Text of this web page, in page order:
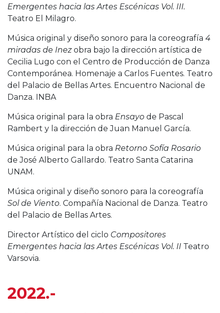
Emergentes hacia las Artes Escénicas Vol. III.
Teatro El Milagro.
Música original y diseño sonoro para la coreografía 4
miradas de Inezobra bajo la dirección artística de
Cecilia Lugo con el Centro de Producción de Danza
Contemporánea. Homenaje a Carlos Fuentes. Teatro
del Palacio de Bellas Artes. Encuentro Nacional de
Danza. INBA
Música original para la obra Ensayo de Pascal
Rambert y la dirección de Juan Manuel García.
Música original para la obra Retorno Sofía Rosario
de José Alberto Gallardo. Teatro Santa Catarina
UNAM.
Música original y diseño sonoro para la coreografía
Sol de Viento. Compañía Nacional de Danza. Teatro
del Palacio de Bellas Artes.
Director Artístico del ciclo Compositores
Emergentes hacia las Artes Escénicas Vol. II Teatro
Varsovia.
2022.-